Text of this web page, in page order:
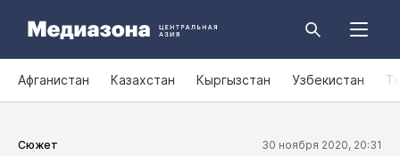
Афганистан Казахстан Кыргызстан Узбекистан
Сюжет 30 ноября 2020, 20:31